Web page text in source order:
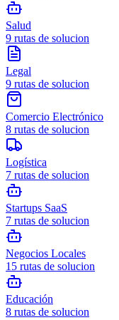
Salud
9 rutas de solucion
Legal
9 rutas de solucion
Comercio Electrónico
8 rutas de solucion
Logística
7 rutas de solucion
Startups SaaS
7 rutas de solucion
Negocios Locales
15 rutas de solucion
Educación
8 rutas de solucion